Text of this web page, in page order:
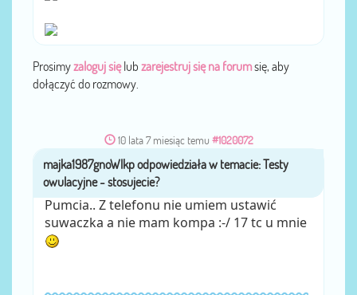
Prosimyzaloguj sięlub zarejestruj się na forumsię, aby
dołączyć do rozmowy.
10 lata 7 miesiąc temu #1020072
przezmajka1987gnoWlkp
Pumcia.. Z telefonu nie umiem ustawić
suwaczka a nie mam kompa :-/ 17 tc u mnie